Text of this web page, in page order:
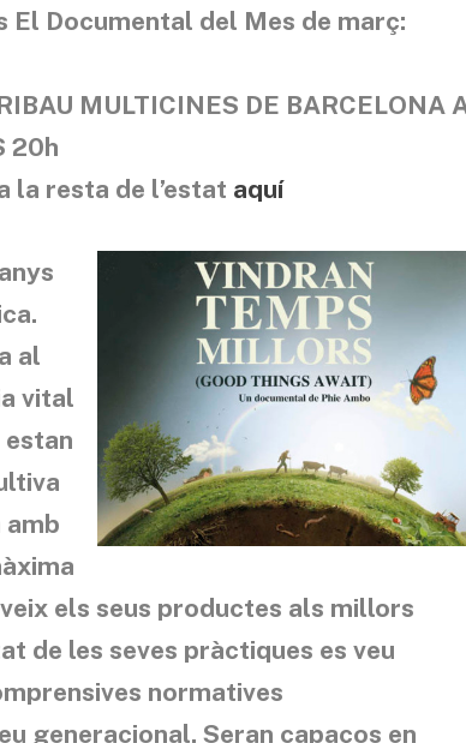
El Documental del Mes de març:
MULTICINES DE BARCELONA
20h
la resta de l’estat aquí
al
vital
estan
amb
els seus productes als millors
de les seves pràctiques es veu
normatives
generacional. Seran capaços en